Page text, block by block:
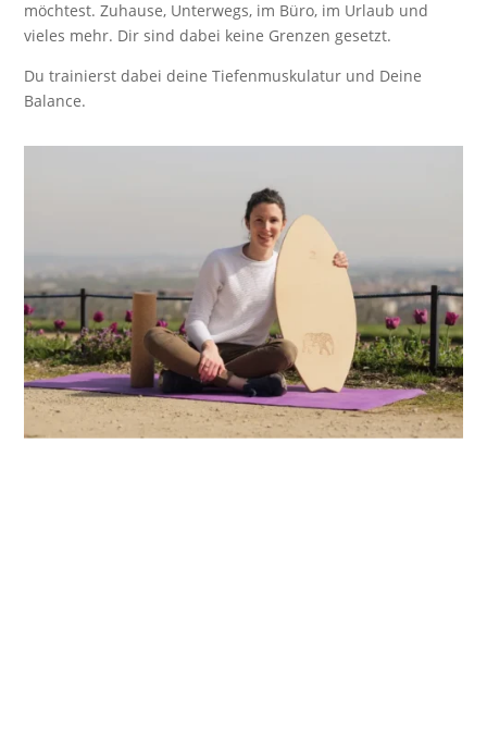
möchtest. Zuhause, Unterwegs, im Büro, im Urlaub und
vieles mehr. Dir sind dabei keine Grenzen gesetzt.
Du trainierst dabei deine Tiefenmuskulatur und Deine
Balance.